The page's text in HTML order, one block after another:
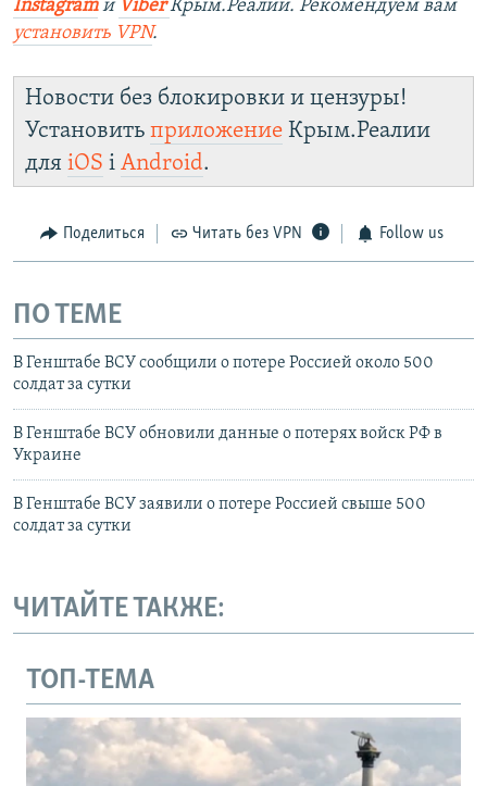
Instagram и ViberКрым.Реалии. Рекомендуем вам
установить VPN.
Новости без блокировки и цензуры!
Установить приложение Крым.Реалии
для iOS і Android.
Поделиться Читать без VPN Follow us
ПО ТЕМЕ
В Генштабе ВСУ сообщили о потере Россией около 500
солдат за сутки
В Генштабе ВСУ обновили данные о потерях войск РФ в
Украине
В Генштабе ВСУ заявили о потере Россией свыше 500
солдат за сутки
ЧИТАЙТЕ ТАКЖЕ:
ТОП-ТЕМА